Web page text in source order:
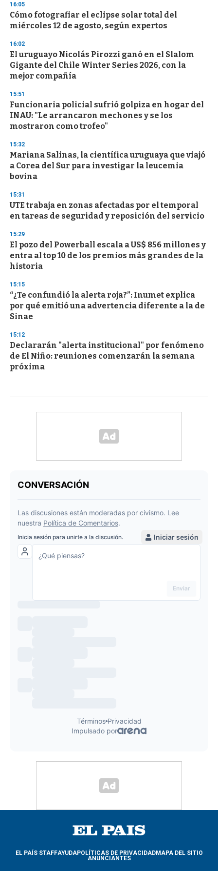
d
s
o
f
3
s
e
c
o
d
s
16:05
Cómo fotografiar el eclipse solar total del
miércoles 12 de agosto, según expertos
16:02
El uruguayo Nicolás Pirozzi ganó en el Slalom
Gigante del Chile Winter Series 2026, con la
mejor compañía
15:51
Funcionaria policial sufrió golpiza en hogar del
INAU: "Le arrancaron mechones y se los
mostraron como trofeo"
15:32
Mariana Salinas, la científica uruguaya que viajó
a Corea del Sur para investigar la leucemia
bovina
15:31
UTE trabaja en zonas afectadas por el temporal
en tareas de seguridad y reposición del servicio
15:29
El pozo del Powerball escala a US$ 856 millones y
entra al top 10 de los premios más grandes de la
historia
15:15
“¿Te confundió la alerta roja?”: Inumet explica
por qué emitió una advertencia diferente a la de
Sinae
15:12
Declararán "alerta institucional" por fenómeno
de El Niño: reuniones comenzarán la semana
próxima
EL PAÍS STAFFAYUDAPOLÍTICAS DE PRIVACIDADMAPA DEL SITIO
ANUNCIANTES